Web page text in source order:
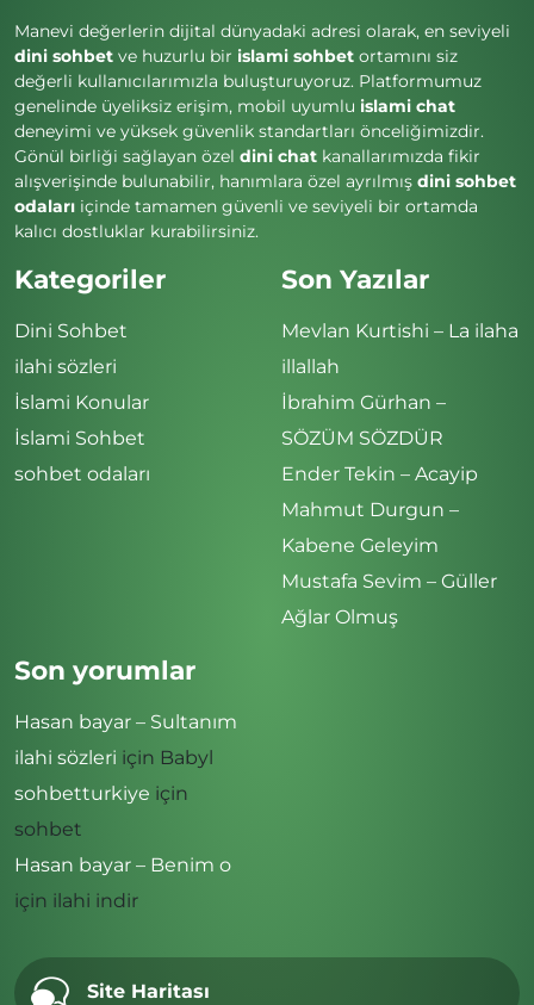
Manevi değerlerin dijital dünyadaki adresi olarak, en seviyeli
dini sohbet ve huzurlu bir islami sohbet ortamını siz
değerli kullanıcılarımızla buluşturuyoruz. Platformumuz
genelinde üyeliksiz erişim, mobil uyumlu islami chat
deneyimi ve yüksek güvenlik standartları önceliğimizdir.
Gönül birliği sağlayan özel dini chat kanallarımızda fikir
alışverişinde bulunabilir, hanımlara özel ayrılmış dini sohbet
odaları içinde tamamen güvenli ve seviyeli bir ortamda
kalıcı dostluklar kurabilirsiniz.
Kategoriler
Dini Sohbet
ilahi sözleri
İslami Konular
İslami Sohbet
sohbet odaları
Son Yazılar
Mevlan Kurtishi – La ilaha
illallah
İbrahim Gürhan –
SÖZÜM SÖZDÜR
Ender Tekin – Acayip
Mahmut Durgun –
Kabene Geleyim
Mustafa Sevim – Güller
Ağlar Olmuş
Son yorumlar
Hasan bayar – Sultanım
ilahi sözleri için Babyl
sohbetturkiye için
sohbet
Hasan bayar – Benim o
için ilahi indir
Site Haritası